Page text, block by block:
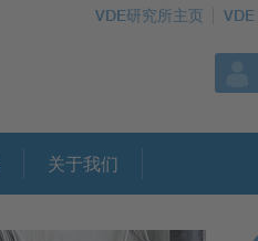
VDE研究所主页
关于我们